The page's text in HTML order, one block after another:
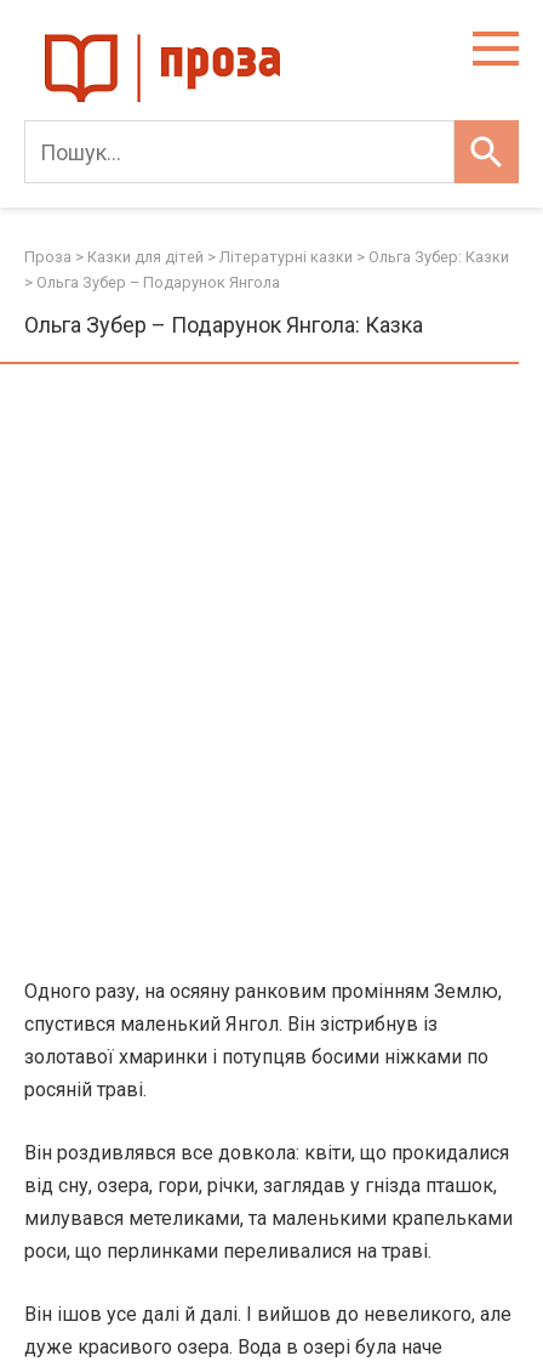
content
Проза > Казки для дітей > Літературні казки > Ольга Зубер: Казки
> Ольга Зубер – Подарунок Янгола
Ольга Зубер – Подарунок Янгола: Казка
Одного разу, на осяяну ранковим промінням Землю,
спустився маленький Янгол. Він зістрибнув із
золотавої хмаринки і потупцяв босими ніжками по
росяній траві.
Він роздивлявся все довкола: квіти, що прокидалися
від сну, озера, гори, річки, заглядав у гнізда пташок,
милувався метеликами, та маленькими крапельками
роси, що перлинками переливалися на траві.
Він ішов усе далі й далі. І вийшов до невеликого, але
дуже красивого озера. Вода в озері була наче